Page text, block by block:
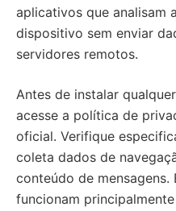
aplicativos que analisam
dispositivo sem enviar
servidores remotos.
Antes de instalar
acesse a política de
oficial. Verifique
coleta dados de
conteúdo de
funcionam